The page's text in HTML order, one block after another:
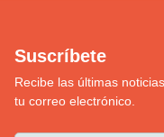
Suscríbete
Recibe las últimas
tu correo electrónico.